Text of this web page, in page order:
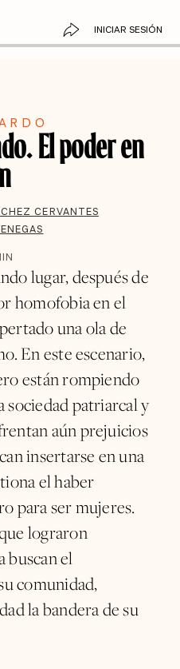
INICIAR SESIÓN
El poder en
CERVANTES
lugar, después de
homofobia en el
una ola de
En este escenario,
están rompiendo
sociedad patriarcal y
aún prejuicios
insertarse en una
el haber
para ser mujeres.
lograron
buscan el
comunidad,
la bandera de su